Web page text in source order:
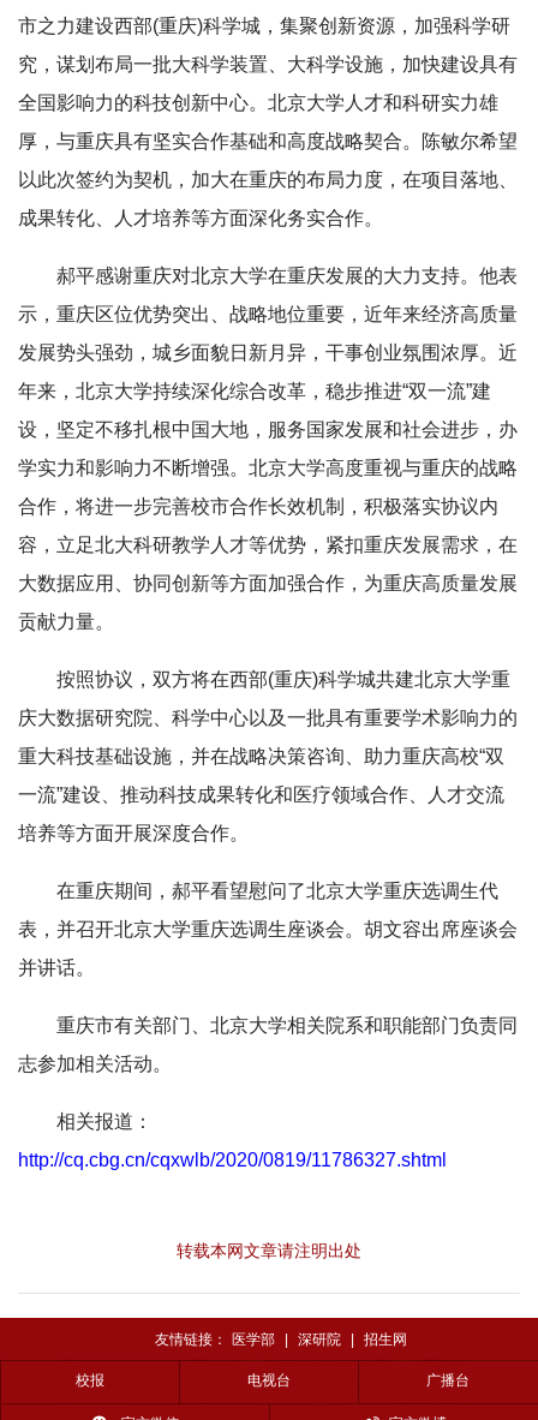
市之力建设西部(重庆)科学城，集聚创新资源，加强科学研
究，谋划布局一批大科学装置、大科学设施，加快建设具有
全国影响力的科技创新中心。北京大学人才和科研实力雄
厚，与重庆具有坚实合作基础和高度战略契合。陈敏尔希望
以此次签约为契机，加大在重庆的布局力度，在项目落地、
成果转化、人才培养等方面深化务实合作。
郝平感谢重庆对北京大学在重庆发展的大力支持。他表
示，重庆区位优势突出、战略地位重要，近年来经济高质量
发展势头强劲，城乡面貌日新月异，干事创业氛围浓厚。近
年来，北京大学持续深化综合改革，稳步推进“双一流”建
设，坚定不移扎根中国大地，服务国家发展和社会进步，办
学实力和影响力不断增强。北京大学高度重视与重庆的战略
合作，将进一步完善校市合作长效机制，积极落实协议内
容，立足北大科研教学人才等优势，紧扣重庆发展需求，在
大数据应用、协同创新等方面加强合作，为重庆高质量发展
贡献力量。
按照协议，双方将在西部(重庆)科学城共建北京大学重
庆大数据研究院、科学中心以及一批具有重要学术影响力的
重大科技基础设施，并在战略决策咨询、助力重庆高校“双
一流”建设、推动科技成果转化和医疗领域合作、人才交流
培养等方面开展深度合作。
在重庆期间，郝平看望慰问了北京大学重庆选调生代
表，并召开北京大学重庆选调生座谈会。胡文容出席座谈会
并讲话。
重庆市有关部门、北京大学相关院系和职能部门负责同
志参加相关活动。
相关报道：
http://cq.cbg.cn/cqxwlb/2020/0819/11786327.shtml
转载本网文章请注明出处
友情链接： 医学部 深研院 招生网
校报 电视台 广播台